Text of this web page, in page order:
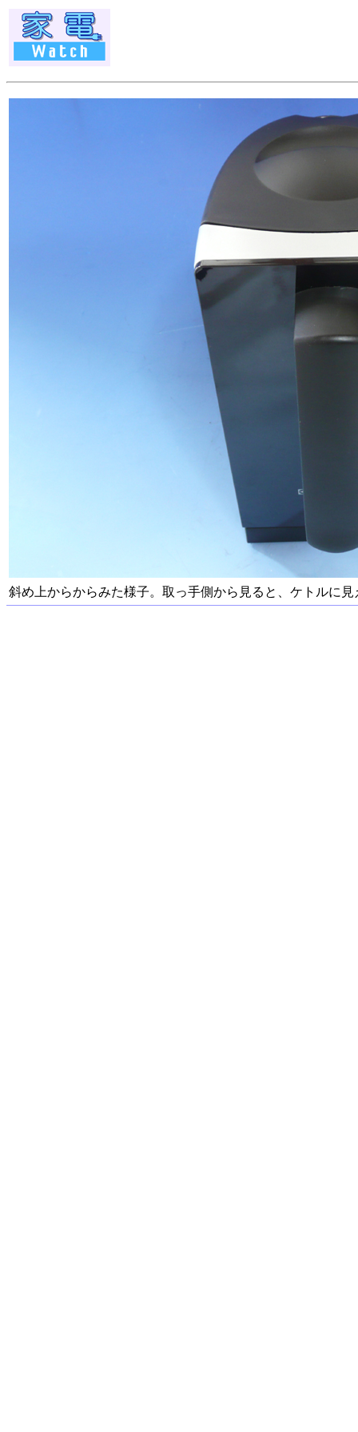
斜め上からからみた様子。取っ手側から見ると、ケトルに見